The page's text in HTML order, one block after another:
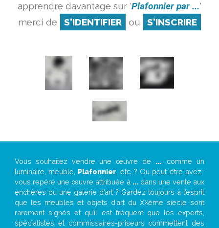
apprendre davantage sur 'Plafonnier par ...'
merci de
S'IDENTIFIER ou S'INSCRIRE
Vous souhaitez vendre une œuvre de ..., comme un
luminaire, meuble, Plafonnier , etc. ? Ou peut-être avez-
vous repéré une œuvre attribuée à ...dans une vente aux
enchères ou une galerie d’art ? Gardez toujours à l’esprit
que les meubles et objets d’art du XXème siècle sont
rarement signés et qu’il est fréquent que les experts,
spécialistes et commissaires-priseurs commettent des